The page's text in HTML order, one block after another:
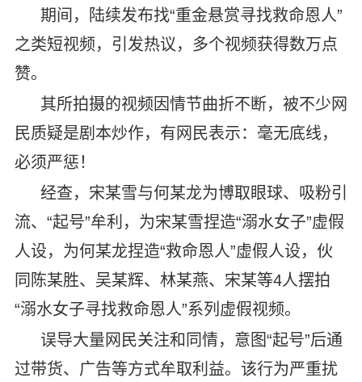
期间，陆续发布找“重金悬赏寻找救命恩人”
之类短视频，引发热议，多个视频获得数万点
赞。
其所拍摄的视频因情节曲折不断，被不少网
民质疑是剧本炒作，有网民表示：毫无底线，
必须严惩！
经查，宋某雪与何某龙为博取眼球、吸粉引
流、“起号”牟利，为宋某雪捏造“溺水女子”虚假
人设，为何某龙捏造“救命恩人”虚假人设，伙
同陈某胜、吴某辉、林某燕、宋某等4人摆拍
“溺水女子寻找救命恩人”系列虚假视频。
误导大量网民关注和同情，意图“起号”后通
过带货、广告等方式牟取利益。该行为严重扰